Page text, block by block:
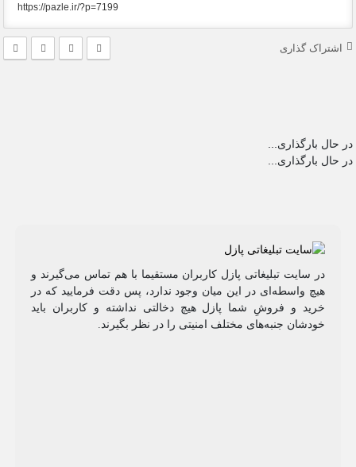
اشتراک گذاری
در حال بارگذاری...
در حال بارگذاری...
در سایت تبلیغاتی پازل کاربران مستقیما با هم تماس می‌گیرند و
هیچ واسطه‌ای در این میان وجود ندارد، پس دقت فرمایید که در
خرید و فروشِ شما پازل هیچ دخالتی نداشته و کاربران باید
خودشان جنبه‌های مختلف امنیتی را در نظر بگیرند.